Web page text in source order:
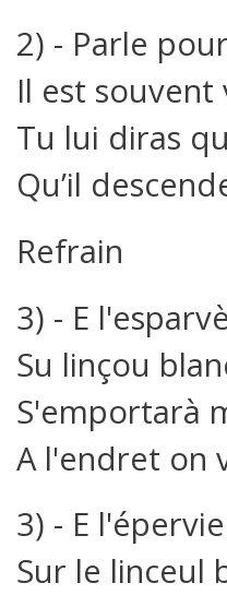
2) - Parle
Il est souvent
Tu lui diras
Qu’il
Refrain
3) - E
Su linçou
S'emportarà
A l'endret on
3) - E
Sur le linceul